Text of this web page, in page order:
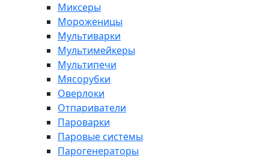
Миксеры
Мороженицы
Мультиварки
Мультимейкеры
Мультипечи
Мясорубки
Оверлоки
Отпариватели
Пароварки
Паровые системы
Парогенераторы